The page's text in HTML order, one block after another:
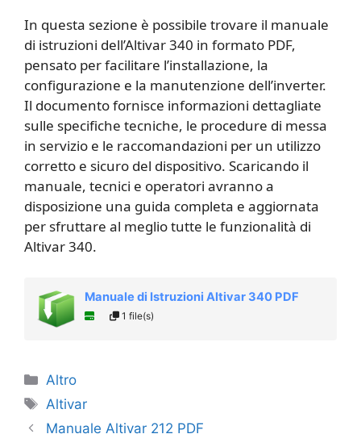
In questa sezione è possibile trovare il manuale
di istruzioni dell’Altivar 340 in formato PDF,
pensato per facilitare l’installazione, la
configurazione e la manutenzione dell’inverter.
Il documento fornisce informazioni dettagliate
sulle specifiche tecniche, le procedure di messa
in servizio e le raccomandazioni per un utilizzo
corretto e sicuro del dispositivo. Scaricando il
manuale, tecnici e operatori avranno a
disposizione una guida completa e aggiornata
per sfruttare al meglio tutte le funzionalità di
Altivar 340.
Manuale di Istruzioni Altivar 340 PDF
1 file(s)
Categorie
Altro
Tag
Altivar
Manuale Altivar 212 PDF